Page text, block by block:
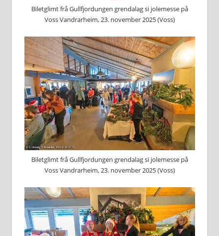
Biletglimt frå Gullfjordungen grendalag si jolemesse på
Voss Vandrarheim, 23. november 2025 (Voss)
Biletglimt frå Gullfjordungen grendalag si jolemesse på
Voss Vandrarheim, 23. november 2025 (Voss)